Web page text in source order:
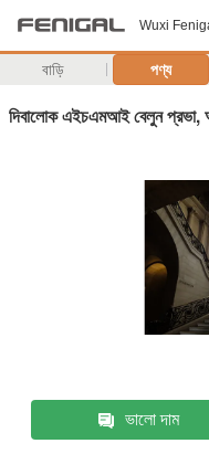
Wuxi
বাড়ি পণ্য
দিবালোক এইচএমআই বেলুন
ভালো দাম